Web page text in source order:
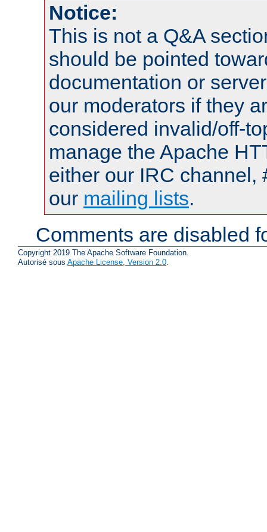
Notice:
This is not a Q&A
should be pointed
documentation or
our moderators if they
considered invalid/off-
manage the Apache
either our IRC channel,
our mailing lists.
Comments are disabled
Copyright 2019 The Apache Software Foundation.
Autorisé sous Apache License, Version 2.0.